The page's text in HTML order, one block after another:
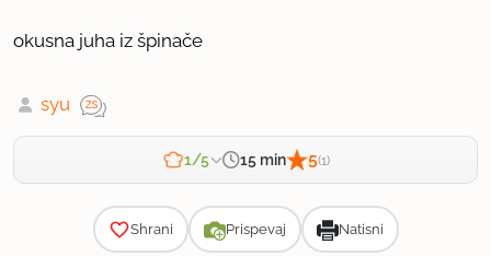
okusna juha iz špinače
syu
1/5 15 min 5(1)
Shrani Prispevaj Natisni